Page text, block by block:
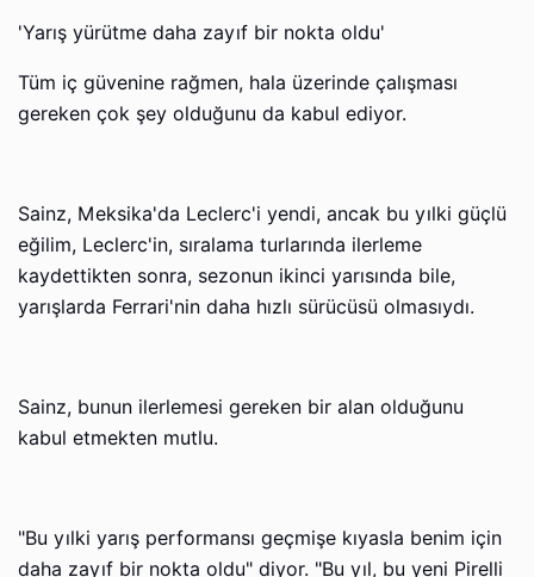
'Yarış yürütme daha zayıf bir nokta oldu'
Tüm iç güvenine rağmen, hala üzerinde çalışması
gereken çok şey olduğunu da kabul ediyor.
Sainz, Meksika'da Leclerc'i yendi, ancak bu yılki güçlü
eğilim, Leclerc'in, sıralama turlarında ilerleme
kaydettikten sonra, sezonun ikinci yarısında bile,
yarışlarda Ferrari'nin daha hızlı sürücüsü olmasıydı.
Sainz, bunun ilerlemesi gereken bir alan olduğunu
kabul etmekten mutlu.
"Bu yılki yarış performansı geçmişe kıyasla benim için
daha zayıf bir nokta oldu" diyor. "Bu yıl, bu yeni Pirelli